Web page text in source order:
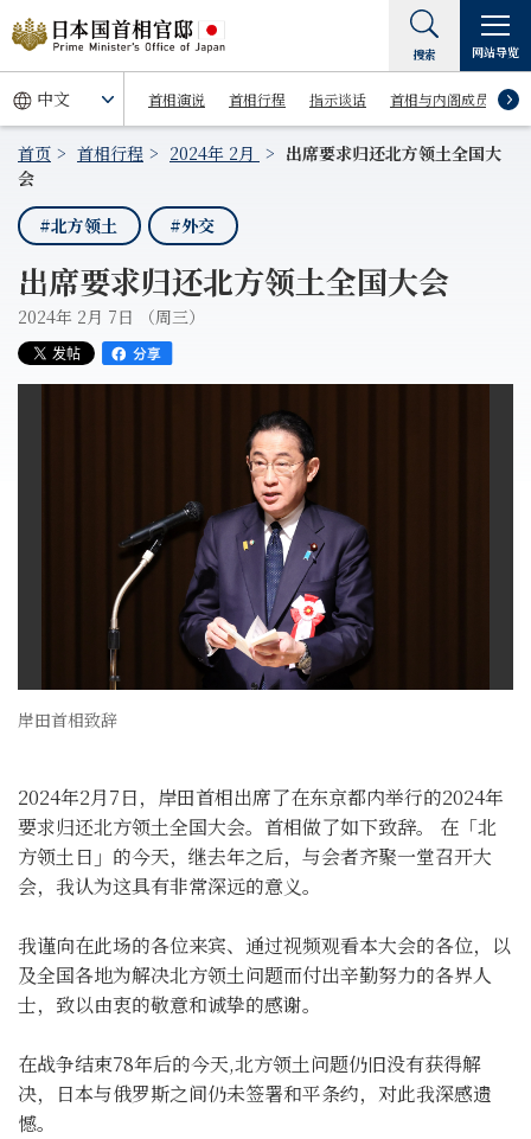
首相演说 首相行程 指示谈话 首相与内阁成员
搜索 网站导览
首页 首相行程 2024年 2月
出席要求归还北方领土全国大
会
#北方领土
#外交
出席要求归还北方领土全国大会
2024年 2月 7日 （周三）
岸田首相致辞
2024年2月7日，岸田首相出席了在东京都内举行的2024年
要求归还北方领土全国大会。首相做了如下致辞。 在「北
方领土日」的今天，继去年之后，与会者齐聚一堂召开大
会，我认为这具有非常深远的意义。
我谨向在此场的各位来宾、通过视频观看本大会的各位，以
及全国各地为解决北方领土问题而付出辛勤努力的各界人
士，致以由衷的敬意和诚挚的感谢。
在战争结束78年后的今天,北方领土问题仍旧没有获得解
决，日本与俄罗斯之间仍未签署和平条约，对此我深感遗
憾。